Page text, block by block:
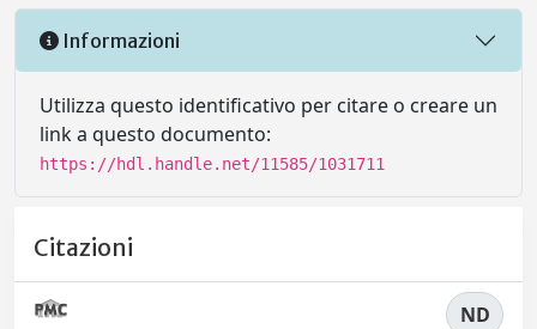
Informazioni
Utilizza questo identificativo per citare o creare un
link a questo documento:
https://hdl.handle.net/11585/1031711
Citazioni
ND